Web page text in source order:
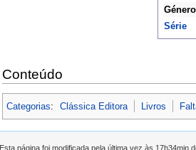
Género
Série
Conteúdo
Categorias: Clássica Editora Livros
Esta página foi modificada pela última vez às 17h34min